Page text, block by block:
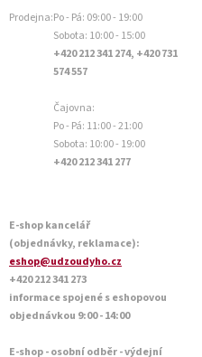
Prodejna:Po - Pá: 09:00 - 19:00
Sobota: 10:00 - 15:00
+420 212 341 274, +420 731
574 557
Čajovna:
Po - Pá: 11:00 - 21:00
Sobota: 10:00 - 19:00
+420 212 341 277
E-shop kancelář
(objednávky, reklamace):
eshop@udzoudyho.cz
+420 212 341 273
informace spojené s eshopovou
objednávkou 9:00 - 14:00
E-shop - osobní odběr - výdejní